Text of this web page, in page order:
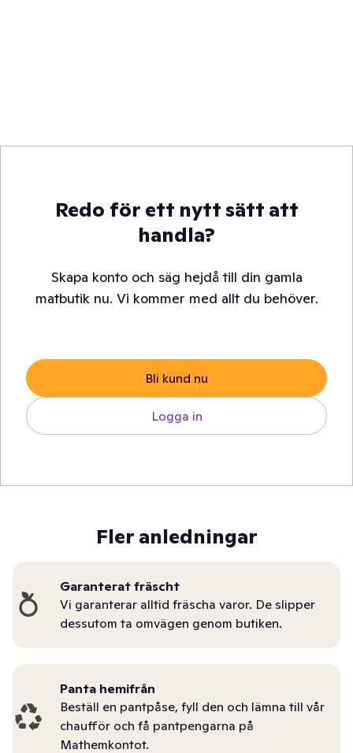
Redo för ett nytt sätt att
handla?
Skapa konto och säg hejdå till din gamla
matbutik nu. Vi kommer med allt du behöver.
Bli kund nu
Logga in
Fler anledningar
Garanterat fräscht
Vi garanterar alltid fräscha varor. De slipper
dessutom ta omvägen genom butiken.
Panta hemifrån
Beställ en pantpåse, fyll den och lämna till vår
chaufför och få pantpengarna på
Mathemkontot.